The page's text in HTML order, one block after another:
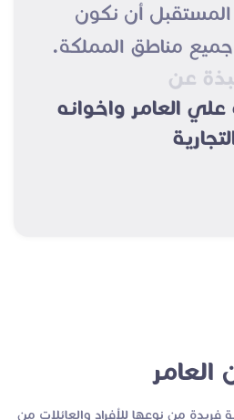
أن نكون
مناطق المملكة.
عن
العامر واخوانه
العامر
فريدة من نوعها للأفراد والعائلات من